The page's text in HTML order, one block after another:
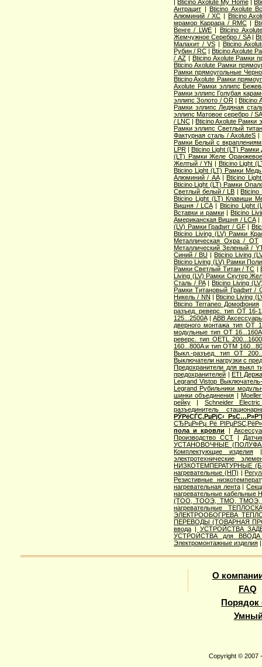
|Bticino Axolute My Home|
Антрацит|Bticino Axolute
Алюминий / XC | Bticino
мрамор Каррара / RMC|
Венге / LWE| Bticino
Жемчужное Серебро / SA|
Малахит / VS| Bticino
Рубин / RC| Bticino Axolute
/ AZ| Bticino Axolute Рамки
Bticino Axolute Рамки
Рамки прямоугольные
Bticino Axolute Рамки
Axolute Рамки эллипс
Рамки эллипс Голубая
эллипс Золото / OR|Bticino
Рамки эллипс Ледяная
эллипс Матовое серебро / SA
/ LNC |Bticino Axolute Рамки
Рамки эллипс Светлый
Фактурная сталь / AxoluteS |
Рамки Белый с
LPR| Bticino Light (LT) Рамки
(LT) Рамки Желе
Желтый / YN | Bticino Light
Bticino Light (LT) Рамки
Алюминий / AA|Bticino
Bticino Light (LT) Рамки
Светлый белый / LB|Bticino
Bticino Light (LT) Клавиши
Вишня / LCA| Bticino Light
Вставки и рамки |Bticino
Американская Вишня / LCA|
(LV) Рамки Графит / GF|
Bticino Living (LV) Рамки
Металлическая Охра / OT
Металлический Зеленый /
Синий / BU |Bticino Living
Bticino Living (LV) Рамки
Рамки Светлый Титан / TC |
Living (LV) Рамки Скутер
Сталь / PA|Bticino Living
Рамки Титановый Графит /
Никель / NN |Bticino Living
Bticino Terraneo Домофония
разъед. реверс. тип OT 16-
125...2500A| ABB
дверного монтажа тип OT
модульные тип OT 16...160A
реверс. тип OETL
160...800A и тип OTМ
Выкл.-разъед. тип OT
Выключатели нагрузки с
Предохранители для выкл
предохранителей|ETI
Legrand Vistop
Legrand Рубильники
шинки объединения |
рейку| Schneider Electric
разъединитель
РЎРёСЃС‚РµРјС‹
СЂРµР»Рµ Рё
пола и кровли
|
Производство ССТ |
УСТАНОВОЧНЫЕ
Комплектующие изделия
электротехнические
НИЗКОТЕМПЕРАТУРНЫЕ
нагревательные (НП) |
Резистивные
нагревательная лента|
нагревательные кабельные
(ТОО, ТООЭ, ТМО,
нагревательные
ЭЛЕКТРООБОГРЕВА
ПЕРЕВОДЫ (ТОВАРНАЯ
ввода| УСТРОЙСТВА
УСТРОЙСТВА для
Электромонтажные изделия
О
FAQ
Порядок
Copyright © 2007